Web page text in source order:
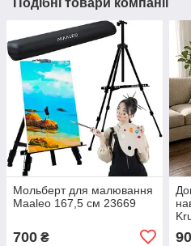
Подібні товари компанії
Мольберт для малювання
Maaleo 167,5 см 23669
700 ₴